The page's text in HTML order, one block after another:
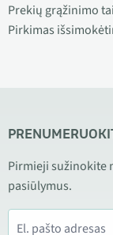
Prekių grąžinimo
Pirkimas
Pirmieji sužinokite
pasiūlymus.